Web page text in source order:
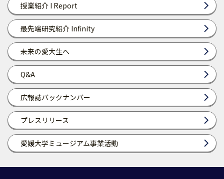
授業紹介 I Report
最先端研究紹介 Infinity
未来の愛大生へ
Q&A
広報誌バックナンバー
プレスリリース
愛媛大学ミュージアム事業活動